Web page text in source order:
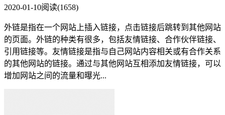
2020-01-10阅读(1658)
外链是指在一个网站上插入链接，点击链接后跳转到其他网站
的页面。外链的种类有很多，包括友情链接、合作伙伴链接、
引用链接等。友情链接是指与自己网站内容相关或有合作关系
的其他网站的链接。通过与其他网站互相添加友情链接，可以
增加网站之间的流量和曝光...